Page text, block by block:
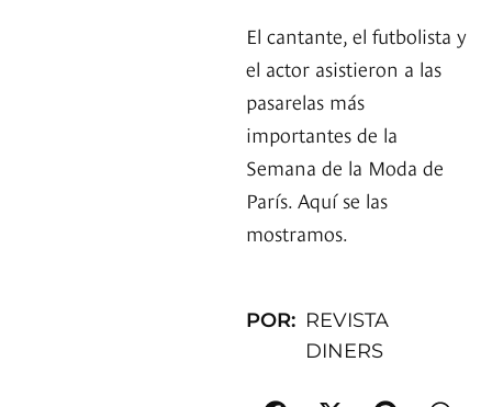
El cantante, el futbolista y
el actor asistieron a las
pasarelas más
importantes de la
Semana de la Moda de
París. Aquí se las
mostramos.
POR: REVISTA
DINERS